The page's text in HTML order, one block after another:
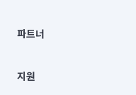
주소 | 본사: 서울특별시 종로
컨택센터 : 서울특별시 종로
상품, 상품정보, 거래에 관한
언론 보도 관련 문의:
채용
파트너
이사
지원